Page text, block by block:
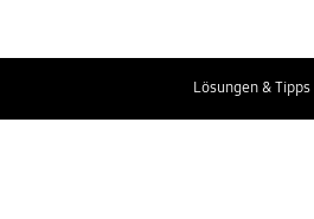
Lösungen & Tipps